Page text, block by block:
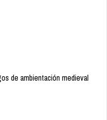
de ambientación medieval